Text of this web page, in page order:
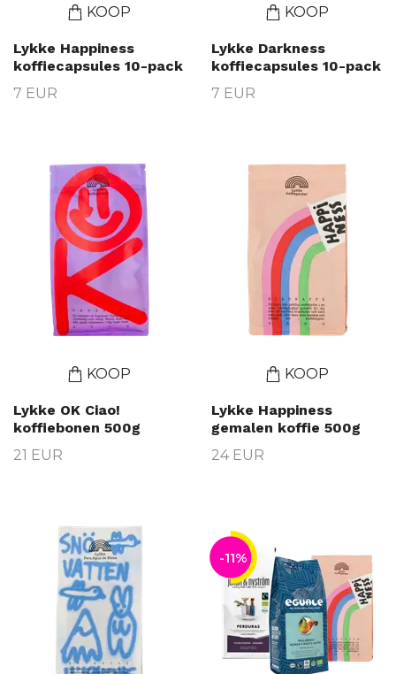
KOOP
Lykke Happiness
koffiecapsules 10-pack
7 EUR
KOOP
Lykke Darkness
koffiecapsules 10-pack
7 EUR
KOOP
Lykke OK Ciao!
koffiebonen 500g
21 EUR
KOOP
Lykke Happiness
gemalen koffie 500g
24 EUR
-11%